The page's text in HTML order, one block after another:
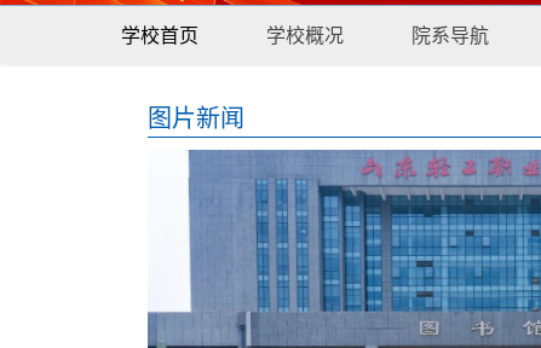
学校首页 学校概况 院系导航
图片新闻